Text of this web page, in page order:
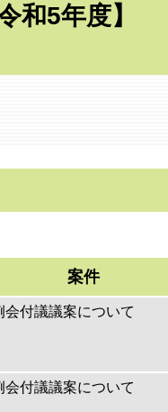
和5年度】
案件
会付議議案について
会付議議案について